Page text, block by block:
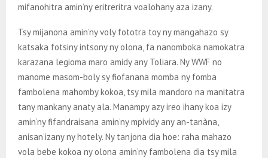
mifanohitra amin’ny eritreritra voalohany aza izany.
Tsy mijanona amin’ny voly fototra toy ny mangahazo sy
katsaka fotsiny intsony ny olona, fa nanomboka namokatra
karazana legioma maro amidy any Toliara. Ny WWF no
manome masom-boly sy fiofanana momba ny fomba
fambolena mahomby kokoa, tsy mila mandoro na manitatra
tany mankany anaty ala. Manampy azy ireo ihany koa izy
amin’ny fifandraisana amin’ny mpividy any an-tanàna,
anisan’izany ny hotely. Ny tanjona dia hoe: raha mahazo
vola bebe kokoa ny olona amin’ny fambolena dia tsy mila